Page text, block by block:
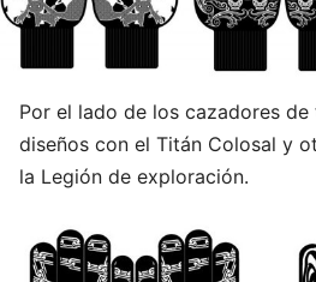
Por el lado de los cazadores
diseños con el Titán Colosal y
la Legión de exploración.